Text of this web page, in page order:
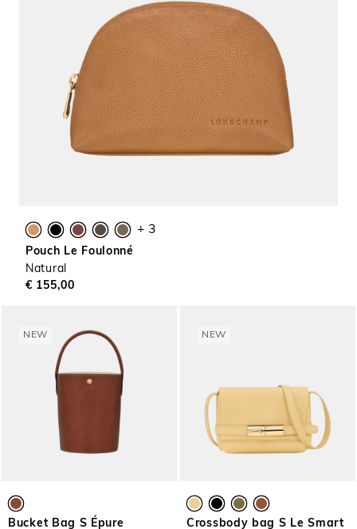
+ 3
Pouch Le Foulonné
Natural
€ 155,00
NEW
Bucket Bag S Épure
NEW
Crossbody bag S Le Smart